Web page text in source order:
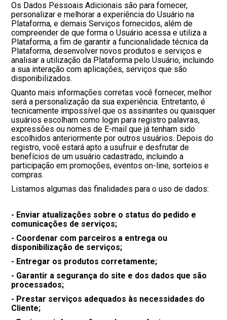
Os Dados Pessoais Adicionais são para fornecer,
personalizar e melhorar a experiência do Usuário na
Plataforma, e demais Serviços fornecidos, além de
compreender de que forma o Usuário acessa e utiliza a
Plataforma, a fim de garantir a funcionalidade técnica da
Plataforma, desenvolver novos produtos e serviços e
analisar a utilização da Plataforma pelo Usuário, incluindo
a sua interação com aplicações, serviços que são
disponibilizados.
Quanto mais informações corretas você fornecer, melhor
será a personalização da sua experiência. Entretanto, é
tecnicamente impossível que os assinantes ou quaisquer
usuários escolham como login para registro palavras,
expressões ou nomes de E-mail que já tenham sido
escolhidos anteriormente por outros usuários. Depois do
registro, você estará apto a usufruir e desfrutar de
benefícios de um usuário cadastrado, incluindo a
participação em promoções, eventos on-line, sorteios e
compras.
Listamos algumas das finalidades para o uso de dados:
- Enviar atualizações sobre o status do pedido e
comunicações de serviços;
- Coordenar com parceiros a entrega ou
disponibilização de serviços;
- Entregar os produtos corretamente;
- Garantir a segurança do site e dos dados que são
processados;
- Prestar serviços adequados às necessidades do
Cliente;